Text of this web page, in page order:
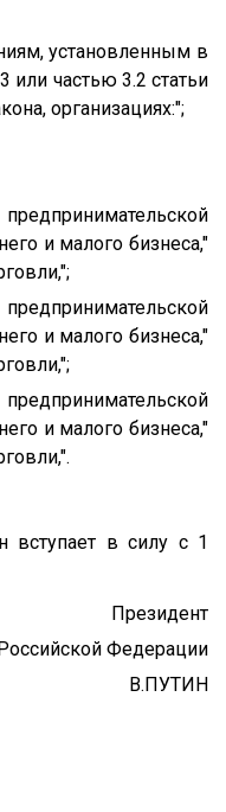
установленным в
или частью 3.2 статьи
организациях:";
и малого бизнеса,"
и малого бизнеса,"
и малого бизнеса,"
вступает в силу с 1
Президент
Федерации
В.ПУТИН